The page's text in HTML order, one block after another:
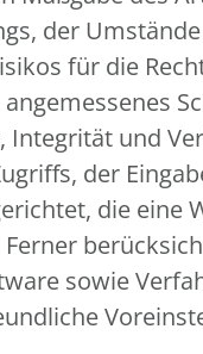
der
für die
und
der
die eine
sowie